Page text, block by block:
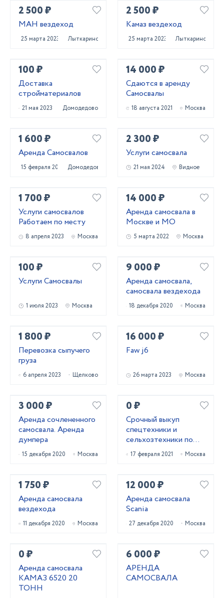
2 500 ₽
MAH вездеход
25 марта 2023 Лыткарино
2 500 ₽
Камаз вездеход
25 марта 2023 Лыткарино
100 ₽
Доставка
стройматериалов
21 мая 2023 Домодедово
14 000 ₽
Сдаются в аренду
Самосвалы
18 августа 2021 Москва
1 600 ₽
Аренда Самосвалов
15 февраля 2021 Домодедово
2 300 ₽
Услуги самосвала
21 мая 2024 Видное
1 700 ₽
Услуги самосвалов
Работаем по месту
8 апреля 2023 Москва
14 000 ₽
Аренда самосвала в
Москве и МО
5 марта 2022 Москва
100 ₽
Услуги Самосвалы
1 июля 2023 Москва
9 000 ₽
Аренда самосвала,
самосвала вездехода
18 декабря 2020 Москва
1 800 ₽
Перевозка сыпучего
груза
6 апреля 2023 Щелково
16 000 ₽
Faw j6
26 марта 2023 Москва
3 000 ₽
Аренда сочлененного
самосвала. Аренда
думпера
15 декабря 2020 Москва
0 ₽
Срочный выкуп
спецтехники и
сельхозтехники по
всей России
17 февраля 2021 Москва
1 750 ₽
Аренда самосвала
вездехода
11 декабря 2020 Москва
12 000 ₽
Аренда самосвала
Scania
27 декабря 2020 Москва
0 ₽
Аренда самосвала
КАМАЗ 6520 20
ТОНН
6 000 ₽
АРЕНДА
САМОСВАЛА